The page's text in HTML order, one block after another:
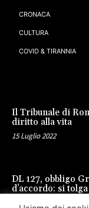
CRONACA
CULTURA
COVID & TIRANNIA
Il Tribunale di
diritto alla vita
15 Luglio 2022
DL 127, obbligo
d’accordo: si